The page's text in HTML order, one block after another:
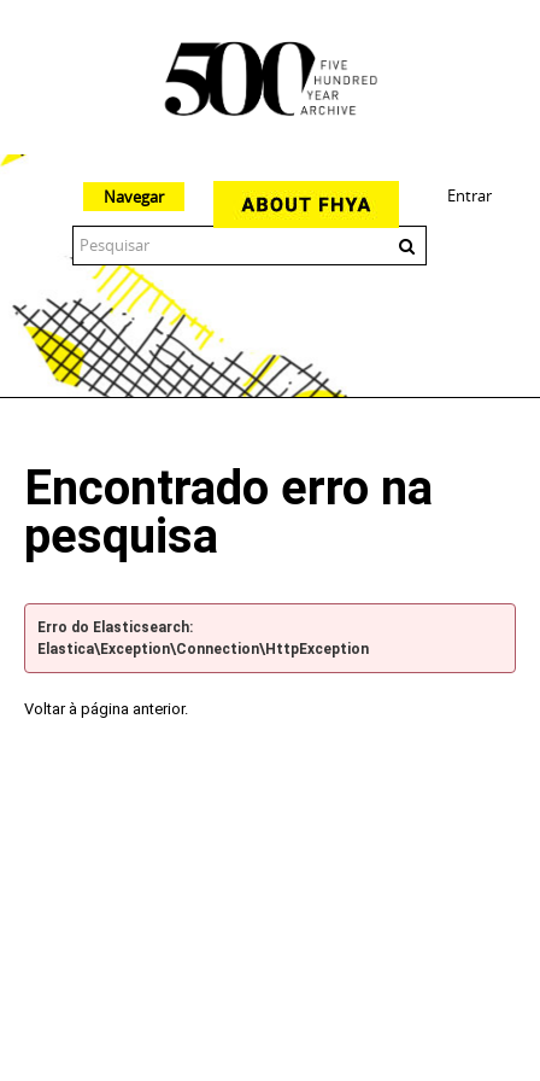
Entrar
Navegar
Encontrado erro na
pesquisa
Erro do Elasticsearch:
Elastica\Exception\Connection\HttpException
Voltar à página anterior.